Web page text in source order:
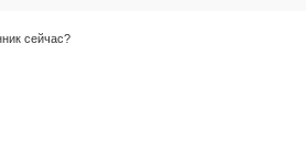
сейчас?